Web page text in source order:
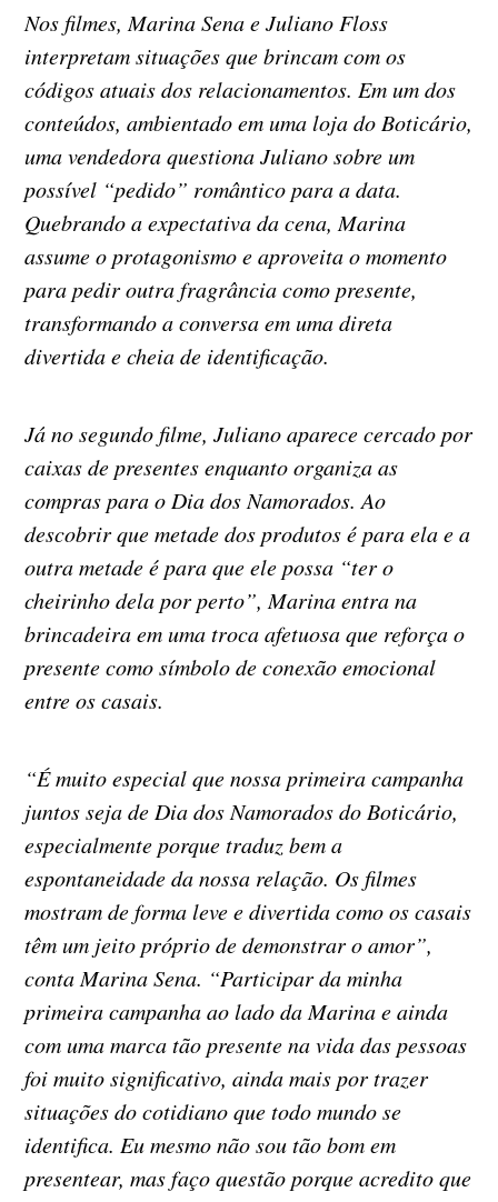
Nos filmes, Marina Sena e Juliano Floss
interpretam situações que brincam com os
códigos atuais dos relacionamentos. Em um dos
conteúdos, ambientado em uma loja do Boticário,
uma vendedora questiona Juliano sobre um
possível “pedido” romântico para a data.
Quebrando a expectativa da cena, Marina
assume o protagonismo e aproveita o momento
para pedir outra fragrância como presente,
transformando a conversa em uma direta
divertida e cheia de identificação.
Já no segundo filme, Juliano aparece cercado por
caixas de presentes enquanto organiza as
compras para o Dia dos Namorados. Ao
descobrir que metade dos produtos é para ela e a
outra metade é para que ele possa “ter o
cheirinho dela por perto”, Marina entra na
brincadeira em uma troca afetuosa que reforça o
presente como símbolo de conexão emocional
entre os casais.
“É muito especial que nossa primeira campanha
juntos seja de Dia dos Namorados do Boticário,
especialmente porque traduz bem a
espontaneidade da nossa relação. Os filmes
mostram de forma leve e divertida como os casais
têm um jeito próprio de demonstrar o amor”,
conta Marina Sena. “Participar da minha
primeira campanha ao lado da Marina e ainda
com uma marca tão presente na vida das pessoas
foi muito significativo, ainda mais por trazer
situações do cotidiano que todo mundo se
identifica. Eu mesmo não sou tão bom em
presentear, mas faço questão porque acredito que